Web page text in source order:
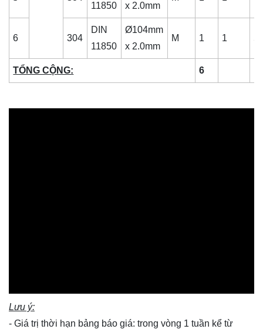
11850
x 2.0mm
6 304
DIN
11850
Ø104mm
x 2.0mm
M 1 1
TỔNG CỘNG: 6
Lưu ý:
- Giá trị thời hạn bảng báo giá: trong vòng 1 tuần kể từ